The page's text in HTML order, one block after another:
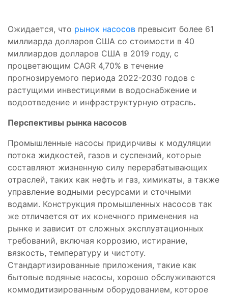
Ожидается, что рынок насосов превысит более 61
миллиарда долларов США со стоимости в 40
миллиардов долларов США в 2019 году, с
процветающим CAGR 4,70% в течение
прогнозируемого периода 2022-2030 годов с
растущими инвестициями в водоснабжение и
водоотведение и инфраструктурную отрасль.
Перспективы рынка насосов
Промышленные насосы придирчивы к модуляции
потока жидкостей, газов и суспензий, которые
составляют жизненную силу перерабатывающих
отраслей, таких как нефть и газ, химикаты, а также
управление водными ресурсами и сточными
водами. Конструкция промышленных насосов так
же отличается от их конечного применения на
рынке и зависит от сложных эксплуатационных
требований, включая коррозию, истирание,
вязкость, температуру и чистоту.
Стандартизированные приложения, такие как
бытовые водяные насосы, хорошо обслуживаются
коммодитизированным оборудованием, которое